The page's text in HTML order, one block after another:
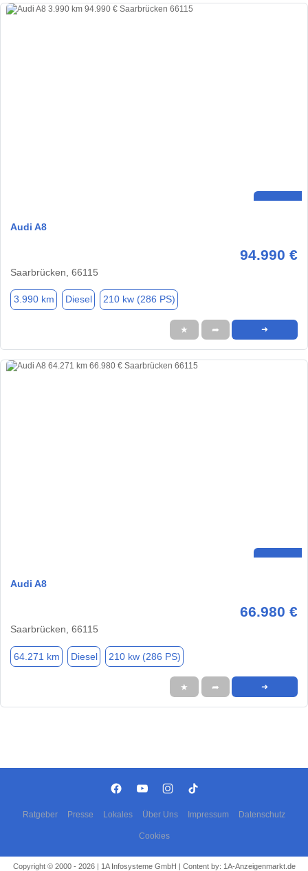
Audi A8
94.990 €
Saarbrücken, 66115
3.990 km Diesel 210 kw (286 PS)
★ ➦ ➜
Audi A8
66.980 €
Saarbrücken, 66115
64.271 km Diesel 210 kw (286 PS)
★ ➦ ➜
Ratgeber Presse Lokales Über Uns Impressum Datenschutz
Cookies
Copyright © 2000 - 2026 | 1A Infosysteme GmbH | Content by: 1A-Anzeigenmarkt.de